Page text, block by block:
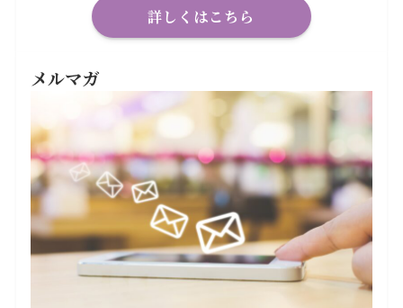
詳しくはこちら
メルマガ